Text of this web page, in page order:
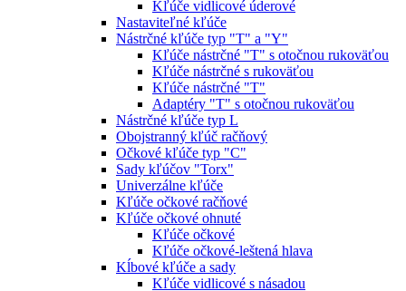
Kľúče vidlicové úderové
Nastaviteľné kľúče
Nástrčné kľúče typ "T" a "Y"
Kľúče nástrčné "T" s otočnou rukoväťou
Kľúče nástrčné s rukoväťou
Kľúče nástrčné "T"
Adaptéry "T" s otočnou rukoväťou
Nástrčné kľúče typ L
Obojstranný kľúč račňový
Očkové kľúče typ "C"
Sady kľúčov "Torx"
Univerzálne kľúče
Kľúče očkové račňové
Kľúče očkové ohnuté
Kľúče očkové
Kľúče očkové-leštená hlava
Kĺbové kľúče a sady
Kľúče vidlicové s násadou